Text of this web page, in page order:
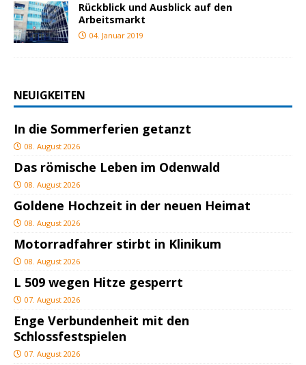
Rückblick und Ausblick auf den
Arbeitsmarkt
04. Januar 2019
NEUIGKEITEN
In die Sommerferien getanzt
08. August 2026
Das römische Leben im Odenwald
08. August 2026
Goldene Hochzeit in der neuen Heimat
08. August 2026
Motorradfahrer stirbt in Klinikum
08. August 2026
L 509 wegen Hitze gesperrt
07. August 2026
Enge Verbundenheit mit den
Schlossfestspielen
07. August 2026